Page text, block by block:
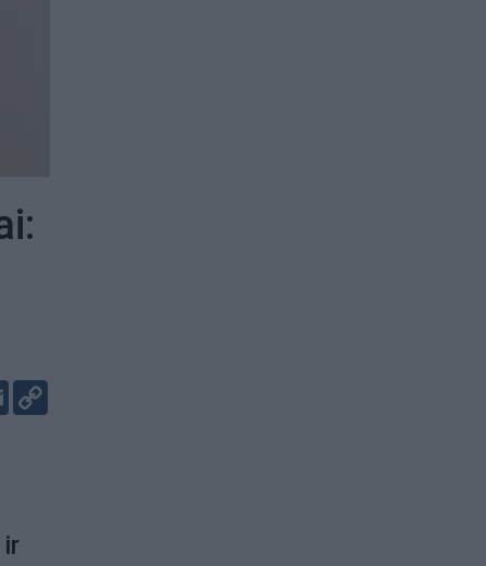
Email